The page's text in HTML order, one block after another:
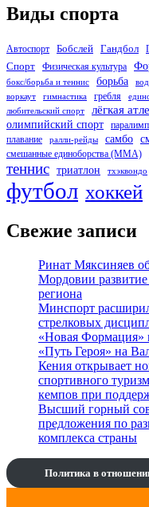
Виды спорта
Автоспорт Бобслей Гандбол
Спорт Физическая культура
бокс/борьба и теннис борьба
воркаут
гимнастика гребля
любительский спорт лёгкая
олимпийский спорт
плавание
ралли-рейды самбо
смешанные единоборства (ММА)
теннис триатлон тхэквондо
футбол хоккей
Свежие записи
Ринат Мяксиняев
Мордовии
региона
Минспорт
стрелковых
«Новая Формация»
«Путь Героя» на
Кения открывает
спортивного
кемпов при
Высший горный
предложения по
комплекса страны
Политика в